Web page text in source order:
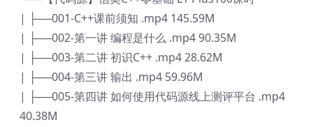
| ├──001-C++课前须知 .mp4 145.59M
| ├──002-第一讲 编程是什么 .mp4 90.35M
| ├──003-第二讲 初识C++ .mp4 28.62M
| ├──004-第三讲 输出 .mp4 59.96M
| ├──005-第四讲 如何使用代码源线上测评平台 .mp4
40.38M